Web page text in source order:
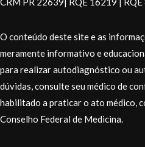
O conteúdo deste site e as
meramente informativo e
para realizar autodiagnóstico ou
dúvidas, consulte seu médico de
habilitado a praticar o ato médico,
Conselho Federal de Medicina.